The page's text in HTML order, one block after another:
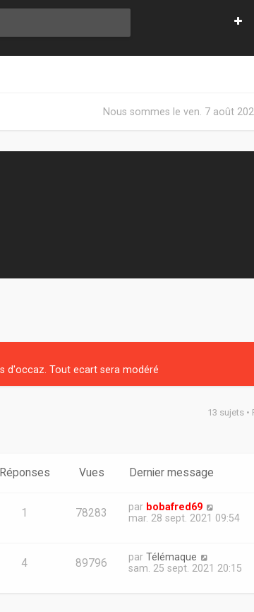
Nous sommes le ven. 7 août
d'occaz. Tout ecart sera modéré
13 sujets •
Réponses Vues Dernier message
1 78283 par bobafred69
mar. 28 sept. 2021 09:54
4 89796 par Télémaque
sam. 25 sept. 2021 20:15